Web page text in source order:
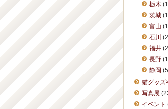
栃木
茨城
富山
石川
福井
長野
静岡
猫グッズ
写真展
イベント